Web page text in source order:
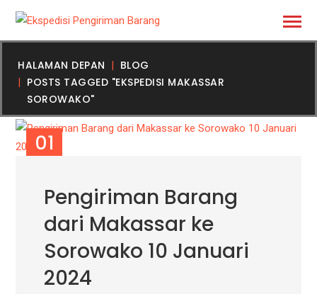
HALAMAN DEPAN
BLOG
POSTS TAGGED "EKSPEDISI MAKASSAR
SOROWAKO"
01
Pengiriman Barang
dari Makassar ke
Sorowako 10 Januari
2024